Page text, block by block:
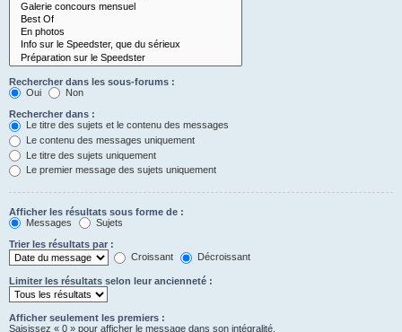
Rechercher dans les sous-forums :
Oui
Non
Rechercher dans :
Le titre des sujets et le contenu des messages
Le contenu des messages uniquement
Le titre des sujets uniquement
Le premier message des sujets uniquement
Afficher les résultats sous forme de :
Messages
Sujets
Trier les résultats par :
Croissant
Décroissant
Limiter les résultats selon leur ancienneté :
Afficher seulement les premiers :
Saisissez « 0 » pour afficher le message dans son intégralité.